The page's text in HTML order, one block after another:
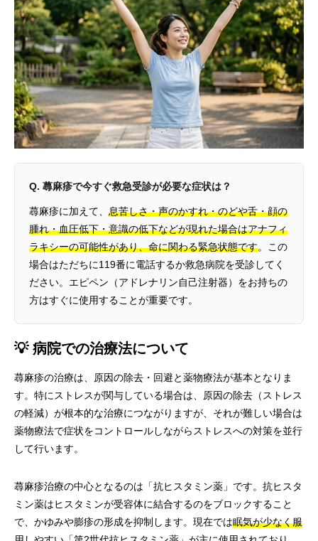
Q. 蕁麻疹で今すぐ救急受診が必要な症状は？
蕁麻疹に加えて、 息苦しさ・声のかすれ・のどや舌・顔の
腫れ・血圧低下・意識の低下などが現れた場合はアナフィ
ラキシーの可能性があり、命に関わる緊急状態です。この
場合はただちに119番に電話するか救急病院を受診してく
ださい。エピペン（アドレナリン自己注射器）をお持ちの
方はすぐに使用することが重要です。
💡 病院での治療法について
蕁麻疹の治療は、原因の除去・回避と薬物療法が基本となりま
す。特にストレスが関与している場合は、原因の除去（ストレス
の軽減）が根本的な治療につながりますが、それが難しい場合は
薬物療法で症状をコントロールしながらストレスへの対策を並行
して行います。
蕁麻疹治療の中心となるのは「抗ヒスタミン薬」です。抗ヒスタ
ミン薬はヒスタミンが受容体に結合するのをブロックすること
で、かゆみや膨疹の形成を抑制します。現在では眠気が少なく服